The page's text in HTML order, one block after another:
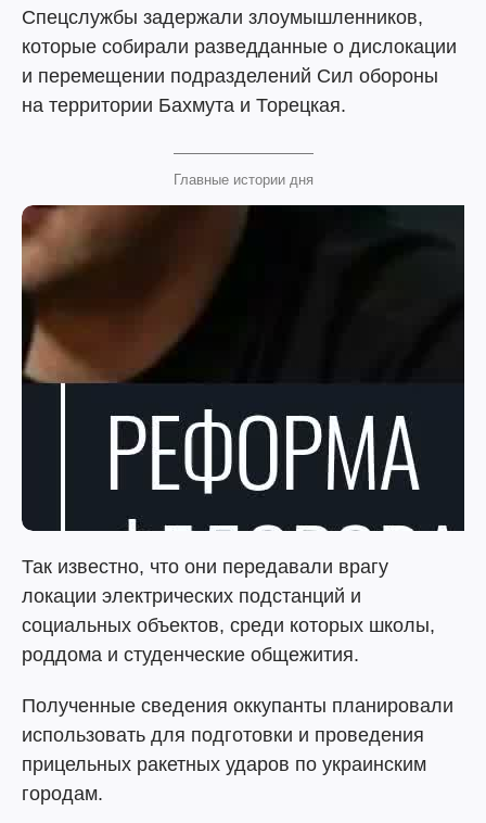
Спецслужбы задержали злоумышленников,
которые собирали разведданные о дислокации
и перемещении подразделений Сил обороны
на территории Бахмута и Торецкая.
Главные истории дня
Так известно, что они передавали врагу
локации электрических подстанций и
социальных объектов, среди которых школы,
роддома и студенческие общежития.
Полученные сведения оккупанты планировали
использовать для подготовки и проведения
прицельных ракетных ударов по украинским
городам.